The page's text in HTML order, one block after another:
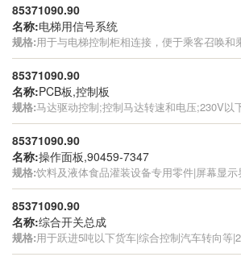
85371090.90
名称:电梯用信号系统
规格:用于与电梯控制柜相连接，便于乘客召唤和
85371090.90
名称:PCB板,控制板
规格:马达驱动控制;控制马达转速和电压;230V以
85371090.90
名称:操作面板,90459-7347
规格:饮料及液体食品灌装设备专用零件|屏幕显示
85371090.90
名称:综合开关总成
规格:用于跃进5吨以下货车|综合控制汽车转向等